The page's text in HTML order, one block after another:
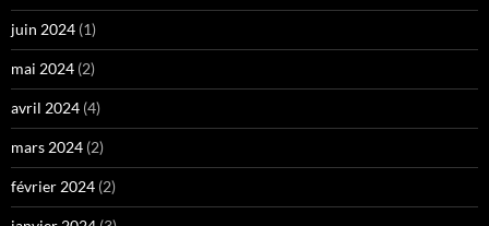
juin 2024 (1)
mai 2024 (2)
avril 2024 (4)
mars 2024 (2)
février 2024 (2)